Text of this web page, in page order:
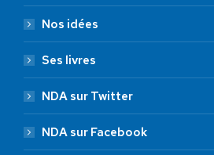
Nos idées
Ses livres
NDA sur Twitter
NDA sur Facebook